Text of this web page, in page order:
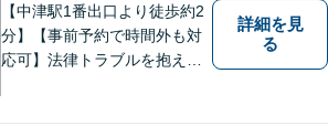
【中津駅1番出口より徒歩約2
分】【事前予約で時間外も対
応可】法律トラブルを抱える
詳細を見
る